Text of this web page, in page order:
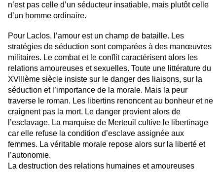
n’est pas celle d’un séducteur insatiable, mais plutôt celle
d’un homme ordinaire.
Pour Laclos, l’amour est un champ de bataille. Les
stratégies de séduction sont comparées à des manœuvres
militaires. Le combat et le conflit caractérisent alors les
relations amoureuses et sexuelles. Toute une littérature du
XVIIIème siècle insiste sur le danger des liaisons, sur la
séduction et l’importance de la morale. Mais la peur
traverse le roman. Les libertins renoncent au bonheur et ne
craignent pas la mort. Le danger provient alors de
l’esclavage. La marquise de Merteuil cultive le libertinage
car elle refuse la condition d’esclave assignée aux
femmes. La véritable morale repose alors sur la liberté et
l’autonomie.
La destruction des relations humaines et amoureuses